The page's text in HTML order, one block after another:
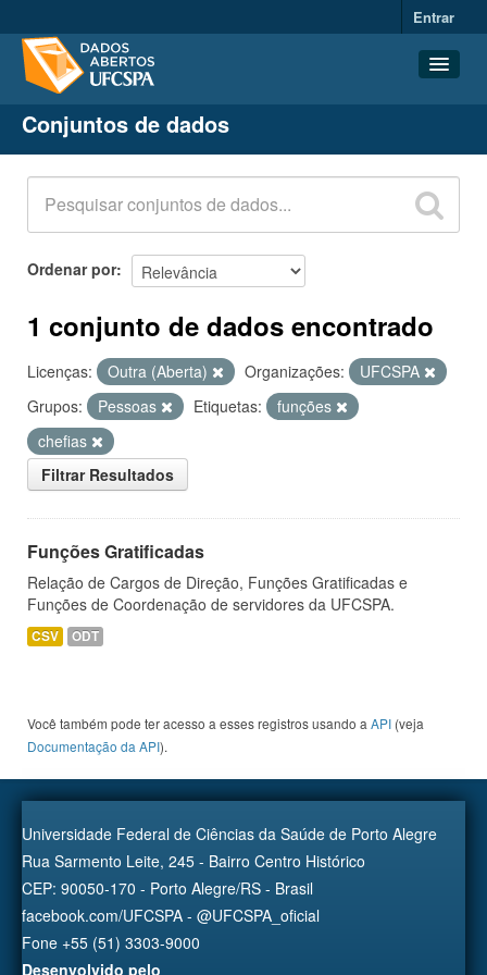
Entrar
Conjuntos de dados
Organizações
Grupos
Sobre
Conjuntos de dados
Ordenar por
1 conjunto de dados encontrado
Licenças: Outra (Aberta) Organizações:
UFCSPA
Grupos:
Pessoas Etiquetas:
funções
chefias
Filtrar Resultados
Funções Gratificadas
Relação de Cargos de Direção, Funções Gratificadas e
Funções de Coordenação de servidores da UFCSPA.
CSV ODT
Você também pode ter acesso a esses registros usando a API (veja
Documentação da API).
Universidade Federal de Ciências da Saúde de Porto Alegre
Rua Sarmento Leite, 245 - Bairro Centro Histórico
CEP: 90050-170 - Porto Alegre/RS - Brasil
facebook.com/UFCSPA - @UFCSPA_oficial
Fone +55 (51) 3303-9000
Desenvolvido pelo